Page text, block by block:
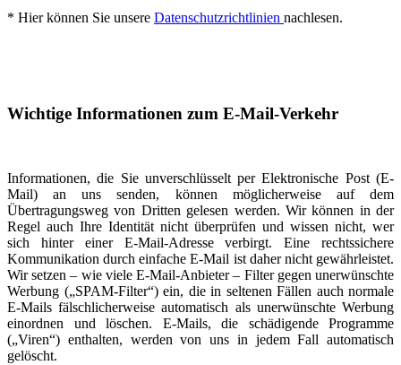
* Hier können Sie unsere Datenschutzrichtlinien nachlesen.
Wichtige Informationen zum E-Mail-Verkehr
Informationen, die Sie unverschlüsselt per Elektronische Post (E-
Mail) an uns senden, können möglicherweise auf dem
Übertragungsweg von Dritten gelesen werden. Wir können in der
Regel auch Ihre Identität nicht überprüfen und wissen nicht, wer
sich hinter einer E-Mail-Adresse verbirgt. Eine rechtssichere
Kommunikation durch einfache E-Mail ist daher nicht gewährleistet.
Wir setzen – wie viele E-Mail-Anbieter – Filter gegen unerwünschte
Werbung („SPAM-Filter“) ein, die in seltenen Fällen auch normale
E-Mails fälschlicherweise automatisch als unerwünschte Werbung
einordnen und löschen. E-Mails, die schädigende Programme
(„Viren“) enthalten, werden von uns in jedem Fall automatisch
gelöscht.